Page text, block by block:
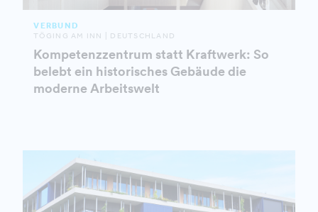
VERBUND
TÖGING AM INN | DEUTSCHLAND
Kompetenzzentrum statt Kraftwerk: So
belebt ein historisches Gebäude die
moderne Arbeitswelt